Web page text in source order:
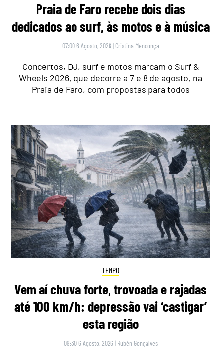
Praia de Faro recebe dois dias
dedicados ao surf, às motos e à música
07:00 6 Agosto, 2026 | Cristina Mendonça
Concertos, DJ, surf e motos marcam o Surf &
Wheels 2026, que decorre a 7 e 8 de agosto, na
Praia de Faro, com propostas para todos
TEMPO
Vem aí chuva forte, trovoada e rajadas
até 100 km/h: depressão vai ‘castigar’
esta região
09:30 6 Agosto, 2026 | Rubén Gonçalves